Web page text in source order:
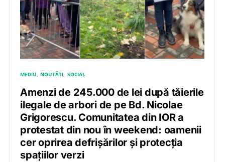
MEDIU NOUTĂȚI SOCIAL
Amenzi de 245.000 de lei după tăierile
ilegale de arbori de pe Bd. Nicolae
Grigorescu. Comunitatea din IOR a
protestat din nou în weekend: oamenii
cer oprirea defrișărilor și protecția
spațiilor verzi